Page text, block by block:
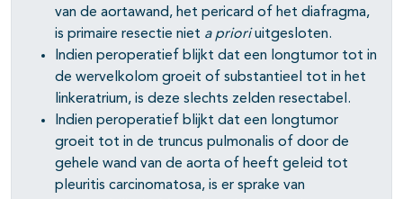
van de aortawand, het pericard of het diafragma,
is primaire resectie niet a prioriuitgesloten.
Indien peroperatief blijkt dat een longtumor tot in
de wervelkolom groeit of substantieel tot in het
linkeratrium, is deze slechts zelden resectabel.
Indien peroperatief blijkt dat een longtumor
groeit tot in de truncus pulmonalis of door de
gehele wand van de aorta of heeft geleid tot
pleuritis carcinomatosa, is er sprake van